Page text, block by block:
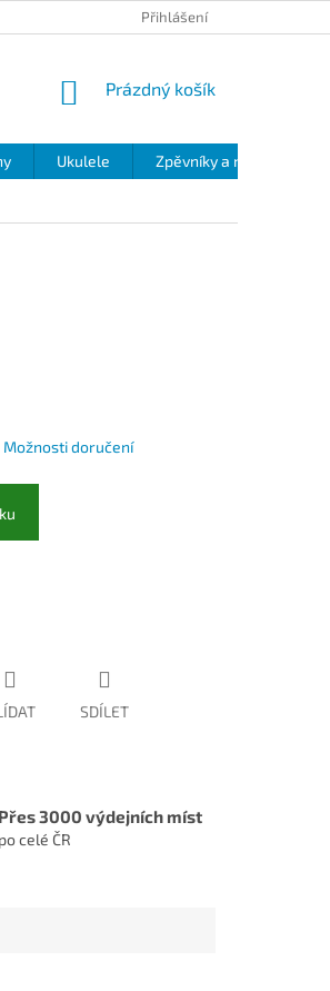
Přihlášení
NÁKUPNÍ
Prázdný košík
Ukulele Zpěvníky a noty
Možnosti doručení
SDÍLET
Přes 3000 výdejních míst
po celé ČR